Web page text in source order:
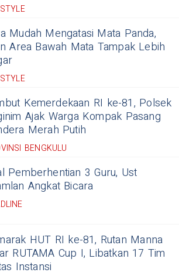
Mudah Mengatasi Mata Panda,
Area Bawah Mata Tampak Lebih
Kemerdekaan RI ke-81, Polsek
Ajak Warga Kompak Pasang
Merah Putih
BENGKULU
Pemberhentian 3 Guru, Ust
Angkat Bicara
HUT RI ke-81, Rutan Manna
RUTAMA Cup I, Libatkan 17 Tim
Instansi